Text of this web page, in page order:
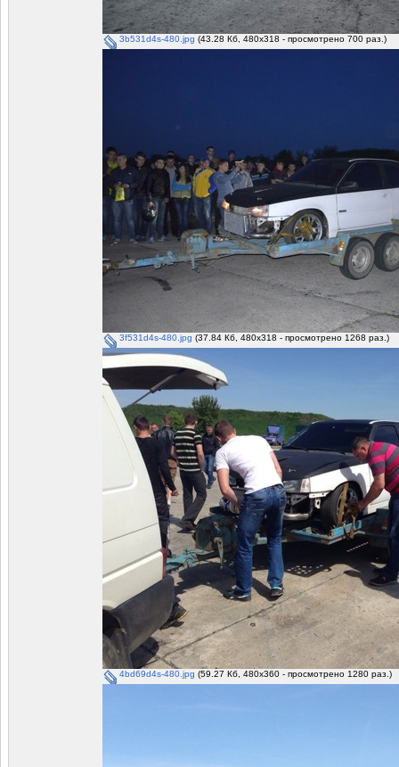
3b531d4s-480.jpg (43.28 Кб, 480x318 - просмотрено 700 раз.)
3f531d4s-480.jpg (37.84 Кб, 480x318 - просмотрено 1268 раз.)
4bd69d4s-480.jpg (59.27 Кб, 480x360 - просмотрено 1280 раз.)